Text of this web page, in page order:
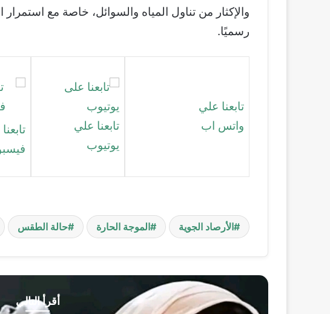
والإكثار من تناول المياه والسوائل، خاصة مع
رسميًا.
تابعنا علي
واتس اب
تابعنا علي
يوتيوب
الأرصاد الجوية الموجة الحارة حالة الطقس
أقرأ التالي